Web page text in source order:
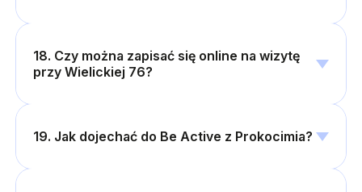
18. Czy można zapisać się online na wizytę
przy Wielickiej 76?
19. Jak dojechać do Be Active z Prokocimia?